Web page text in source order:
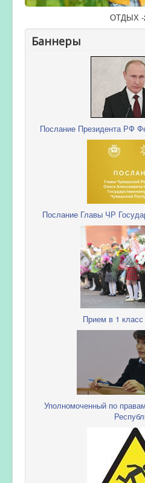
ОТДЫХ -
Баннеры
Послание Президента РФ
Послание Главы ЧР
Прием в 1
Уполномоченный по